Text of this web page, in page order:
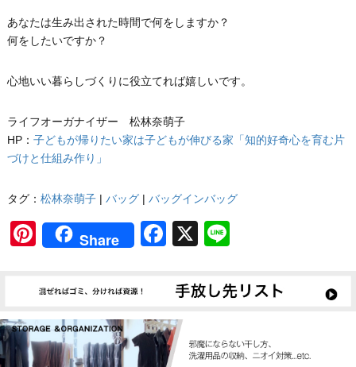
あなたは生み出された時間で何をしますか？
何をしたいですか？
心地いい暮らしづくりに役立てれば嬉しいです。
ライフオーガナイザー 松林奈萌子
HP： 子どもが帰りたい家は子どもが伸びる家「知的好奇心を育む片
づけと仕組み作り」
タグ： 松林奈萌子| バッグ| バッグインバッグ
Pinterest
Share Facebook
X